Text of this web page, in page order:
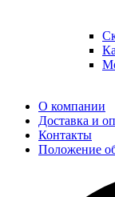
О компании
Доставка и
Контакты
Положение